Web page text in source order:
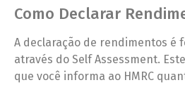
Como Declarar
A declaração de rendimentos é
através do Self Assessment.
que você informa ao HMRC